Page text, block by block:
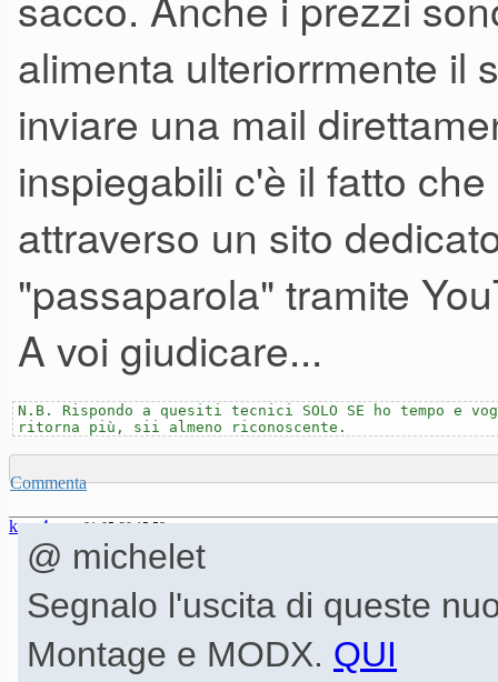
alimenta ulteriorrmente il
inviare una mail
inspiegabili c'è il fatto
attraverso un sito
"passaparola" tramite
A voi giudicare...
N.B. Rispondo a quesiti tecnici SOLO SE ho tempo e
ritorna più, sii almeno riconoscente.
Commenta
kurz4ever 01-05-20 15.58
@ michelet
Segnalo l'uscita di queste
Montage e MODX. QUI